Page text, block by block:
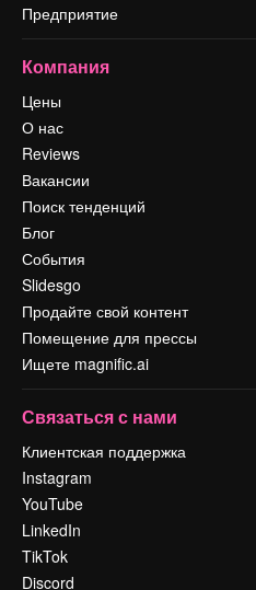
Предприятие
Компания
Цены
О нас
Reviews
Вакансии
Поиск тенденций
Блог
События
Slidesgo
Продайте свой контент
Помещение для прессы
Ищете magnific.ai
Связаться с нами
Клиентская поддержка
Instagram
YouTube
LinkedIn
TikTok
Discord